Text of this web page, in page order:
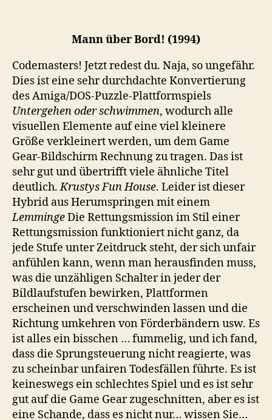
Mann über Bord! (1994)
Codemasters! Jetzt redest du. Naja, so ungefähr.
Dies ist eine sehr durchdachte Konvertierung
des Amiga/DOS-Puzzle-Plattformspiels
Untergehen oder schwimmen, wodurch alle
visuellen Elemente auf eine viel kleinere
Größe verkleinert werden, um dem Game
Gear-Bildschirm Rechnung zu tragen. Das ist
sehr gut und übertrifft viele ähnliche Titel
deutlich.Krustys Fun House. Leider ist dieser
Hybrid aus Herumspringen mit einem
LemmingeDie Rettungsmission im Stil einer
Rettungsmission funktioniert nicht ganz, da
jede Stufe unter Zeitdruck steht, der sich unfair
anfühlen kann, wenn man herausfinden muss,
was die unzähligen Schalter in jeder der
Bildlaufstufen bewirken, Plattformen
erscheinen und verschwinden lassen und die
Richtung umkehren von Förderbändern usw. Es
ist alles ein bisschen … fummelig, und ich fand,
dass die Sprungsteuerung nicht reagierte, was
zu scheinbar unfairen Todesfällen führte. Es ist
keineswegs ein schlechtes Spiel und es ist sehr
gut auf die Game Gear zugeschnitten, aber es ist
eine Schande, dass es nicht nur… wissen Sie…